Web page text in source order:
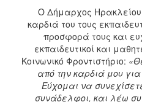
Ο Δήμαρχος
καρδιά του τους
προσφορά τους και
εκπαιδευτικοί και
Κοινωνικό Φροντιστήριο:
από την καρδιά μου
Εύχομαι να
συνάδελφοι, και λέω